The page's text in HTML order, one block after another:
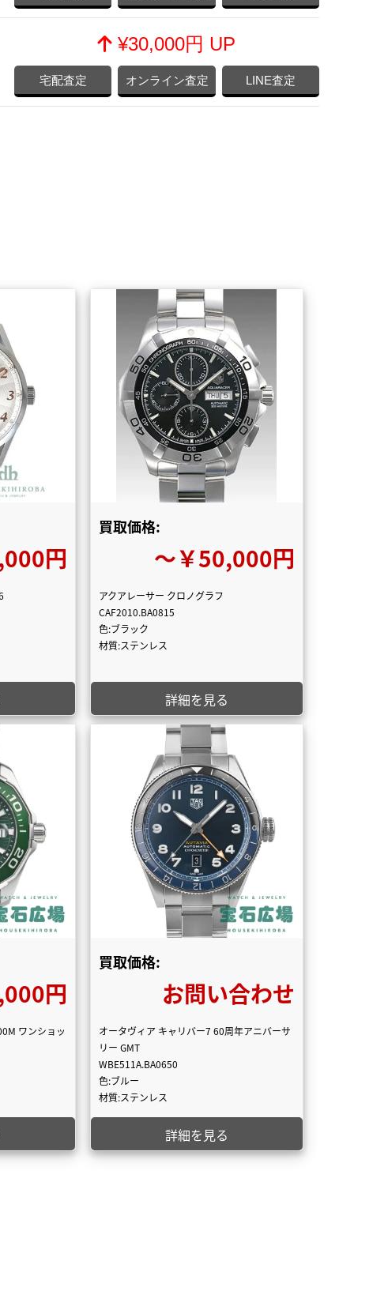
¥30,000円 UP
宅配査定 オンライン査定 LINE査定
円
買取価格:
〜￥50,000円
アクアレーサー クロノグラフ
CAF2010.BA0815
色:ブラック
材質:ステンレス
詳細を見る
円
ワンショッ
買取価格:
お問い合わせ
オータヴィア キャリバー7 60周年アニバーサ
リー GMT
WBE511A.BA0650
色:ブルー
材質:ステンレス
詳細を見る